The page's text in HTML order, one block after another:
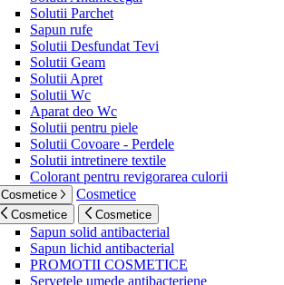
Solutii Parchet
Sapun rufe
Solutii Desfundat Tevi
Solutii Geam
Solutii Apret
Solutii Wc
Aparat deo Wc
Solutii pentru piele
Solutii Covoare - Perdele
Solutii intretinere textile
Colorant pentru revigorarea culorii
Cosmetice Cosmetice
Cosmetice Cosmetice
Sapun solid antibacterial
Sapun lichid antibacterial
PROMOTII COSMETICE
Servetele umede antibacteriene